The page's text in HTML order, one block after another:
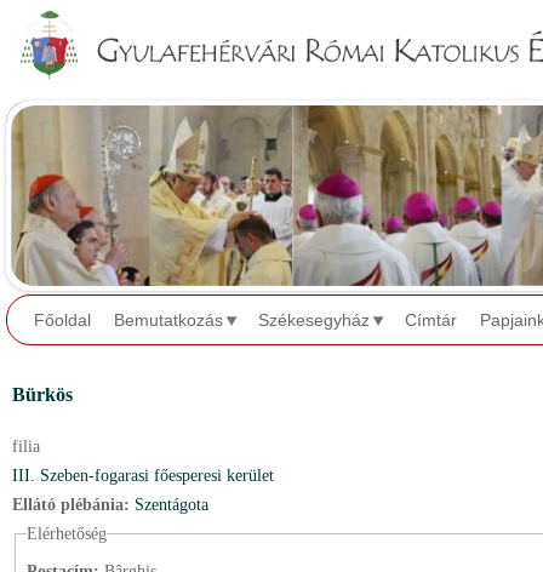
Főoldal Bemutatkozás Székesegyház Címtár
Bürkös
filia
III. Szeben-fogarasi főesperesi kerület
Ellátó plébánia: Szentágota
Elérhetőség